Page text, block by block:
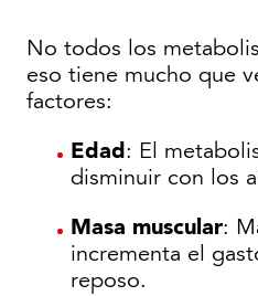
No todos los
eso tiene mucho que
factores:
Edad : El
disminuir con los
Masa muscular:
incrementa el
reposo.